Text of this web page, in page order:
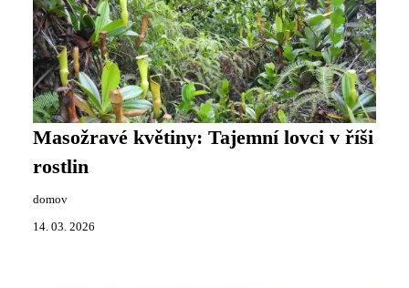
Masožravé květiny: Tajemní lovci v říši
rostlin
domov
14. 03. 2026